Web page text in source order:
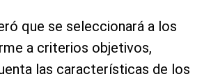
que se seleccionará a los
a criterios objetivos,
las características de los